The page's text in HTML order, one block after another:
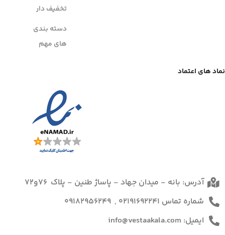
تخفیف دار
دسته بندی
های مهم
نماد های اعتماد
آدرس: بانه - میدان جهاد - پاساژ طنین - پلاک 76و72
شماره تماس 02191692241 , 09182956249
ایمیل: info@vestaakala.com